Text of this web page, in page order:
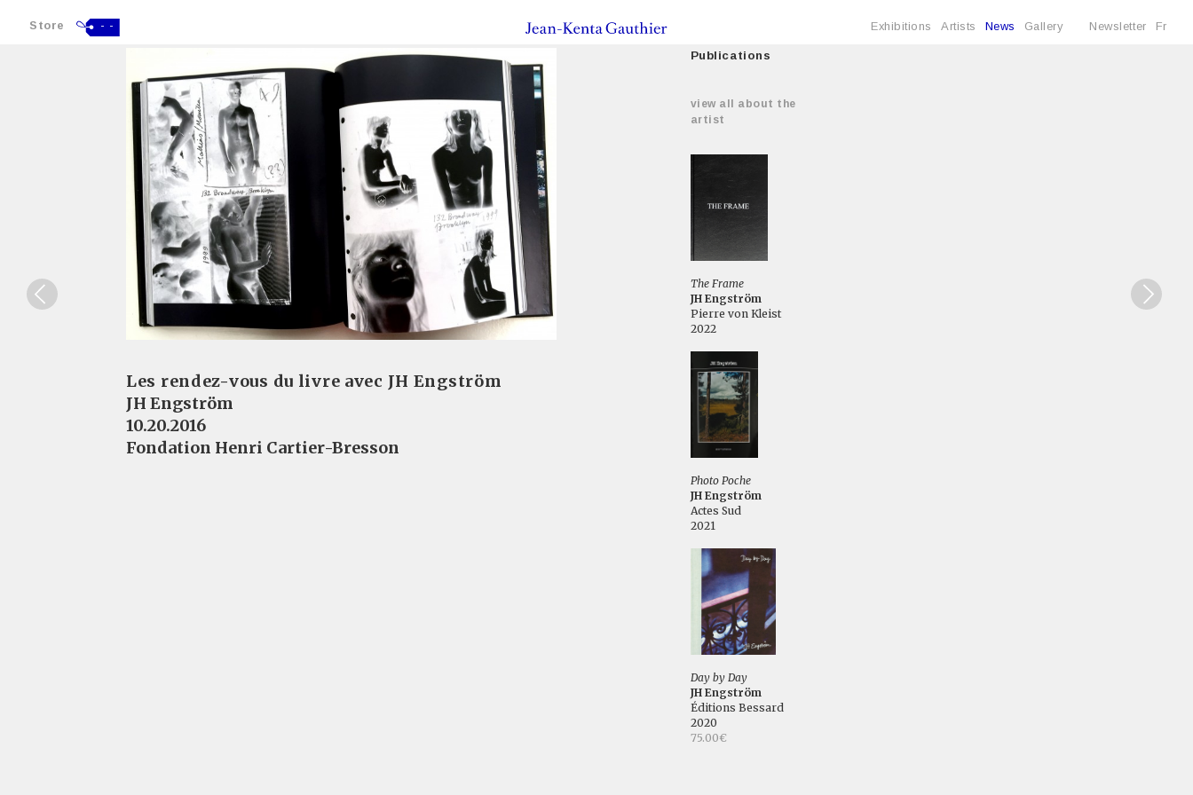
Store - - Exhibitions Artists News Gallery Newsletter Fr
Les rendez-vous du livre avec JH Engström
JH Engström
10.20.2016
Fondation Henri Cartier-Bresson
Publications
view all about the
artist
The Frame
JH Engström
Pierre von Kleist
2022
Photo Poche
JH Engström
Actes Sud
2021
Day by Day
JH Engström
Éditions Bessard
2020
75.00€